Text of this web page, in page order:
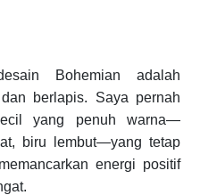
Bohemian adalah
berlapis. Saya pernah
yang penuh warna—
biru lembut—yang tetap
energi positif